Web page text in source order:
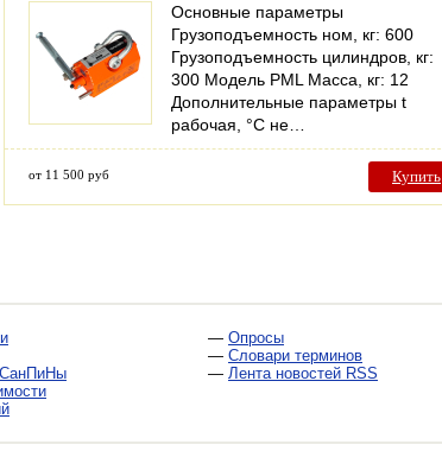
Основные параметры
Грузоподъемность ном, кг: 600
Грузоподъемность цилиндров, кг:
300 Модель PML Масса, кг: 12
Дополнительные параметры t
рабочая, °С не…
от 11 500 руб Купить
— Опросы
— Словари терминов
— Лента новостей RSS